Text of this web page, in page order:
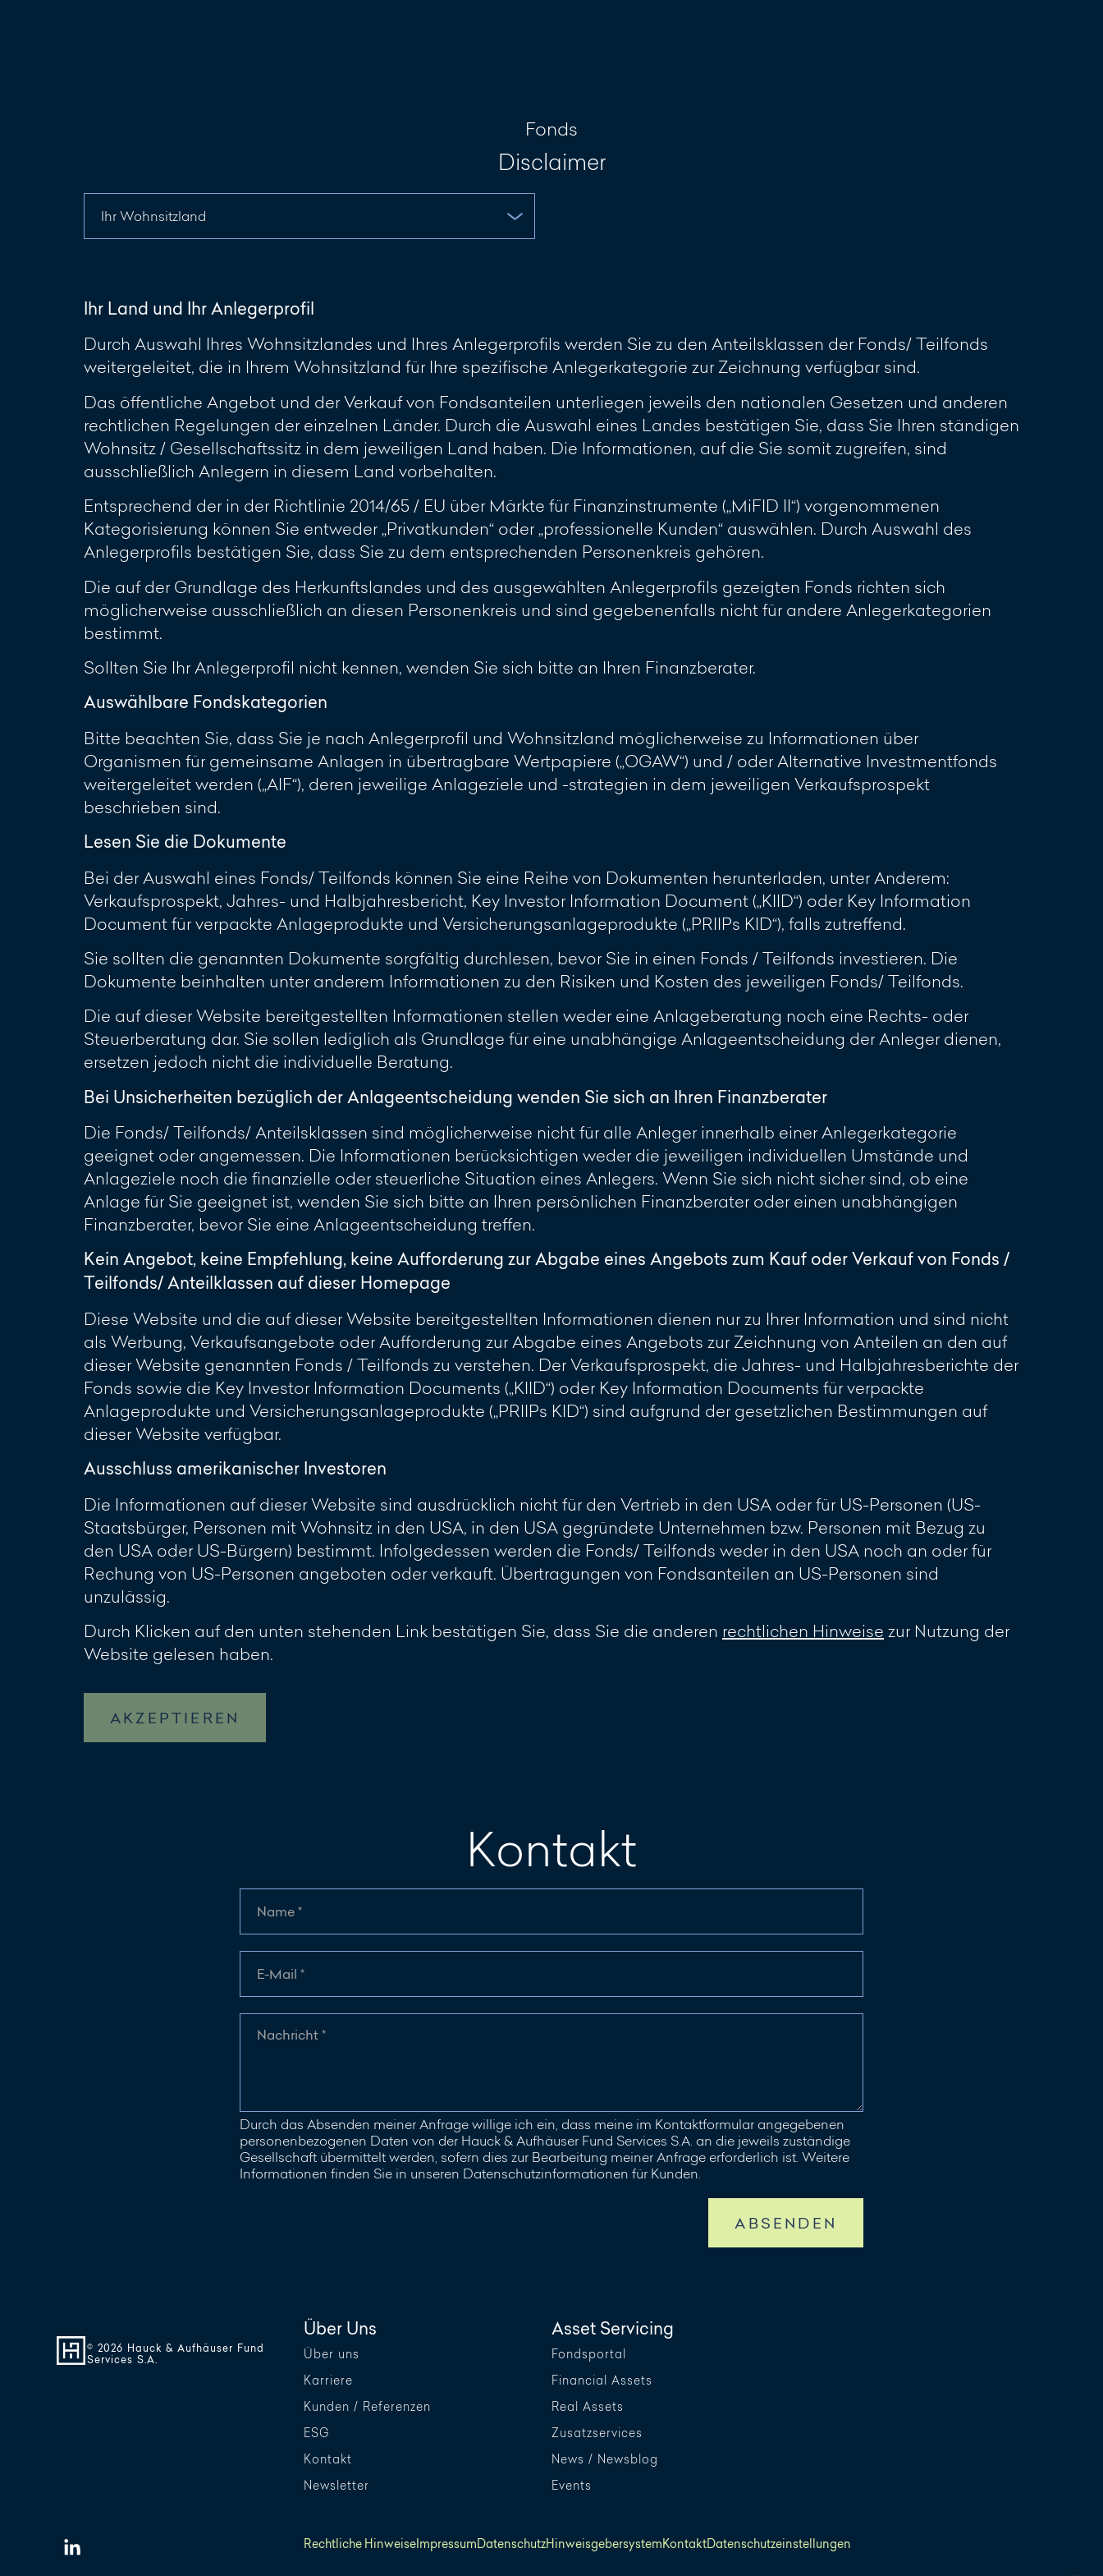
Fonds
Disclaimer
Ihr Land und Ihr Anlegerprofil
Durch Auswahl Ihres Wohnsitzlandes und Ihres Anlegerprofils werden Sie zu den Anteilsklassen der Fonds/ Teilfonds
weitergeleitet, die in Ihrem Wohnsitzland für Ihre spezifische Anlegerkategorie zur Zeichnung verfügbar sind.
Das öffentliche Angebot und der Verkauf von Fondsanteilen unterliegen jeweils den nationalen Gesetzen und anderen
rechtlichen Regelungen der einzelnen Länder. Durch die Auswahl eines Landes bestätigen Sie, dass Sie Ihren ständigen
Wohnsitz / Gesellschaftssitz in dem jeweiligen Land haben. Die Informationen, auf die Sie somit zugreifen, sind
ausschließlich Anlegern in diesem Land vorbehalten.
Entsprechend der in der Richtlinie 2014/65 / EU über Märkte für Finanzinstrumente („MiFID II“) vorgenommenen
Kategorisierung können Sie entweder „Privatkunden“ oder „professionelle Kunden“ auswählen. Durch Auswahl des
Anlegerprofils bestätigen Sie, dass Sie zu dem entsprechenden Personenkreis gehören.
Die auf der Grundlage des Herkunftslandes und des ausgewählten Anlegerprofils gezeigten Fonds richten sich
möglicherweise ausschließlich an diesen Personenkreis und sind gegebenenfalls nicht für andere Anlegerkategorien
bestimmt.
Sollten Sie Ihr Anlegerprofil nicht kennen, wenden Sie sich bitte an Ihren Finanzberater.
Auswählbare Fondskategorien
Bitte beachten Sie, dass Sie je nach Anlegerprofil und Wohnsitzland möglicherweise zu Informationen über
Organismen für gemeinsame Anlagen in übertragbare Wertpapiere („OGAW“) und / oder Alternative Investmentfonds
weitergeleitet werden („AIF“), deren jeweilige Anlageziele und -strategien in dem jeweiligen Verkaufsprospekt
beschrieben sind.
Lesen Sie die Dokumente
Bei der Auswahl eines Fonds/ Teilfonds können Sie eine Reihe von Dokumenten herunterladen, unter Anderem:
Verkaufsprospekt, Jahres- und Halbjahresbericht, Key Investor Information Document („KIID“) oder Key Information
Document für verpackte Anlageprodukte und Versicherungsanlageprodukte („PRIIPs KID“), falls zutreffend.
Sie sollten die genannten Dokumente sorgfältig durchlesen, bevor Sie in einen Fonds / Teilfonds investieren. Die
Dokumente beinhalten unter anderem Informationen zu den Risiken und Kosten des jeweiligen Fonds/ Teilfonds.
Die auf dieser Website bereitgestellten Informationen stellen weder eine Anlageberatung noch eine Rechts- oder
Steuerberatung dar. Sie sollen lediglich als Grundlage für eine unabhängige Anlageentscheidung der Anleger dienen,
ersetzen jedoch nicht die individuelle Beratung.
Bei Unsicherheiten bezüglich der Anlageentscheidung wenden Sie sich an Ihren Finanzberater
Die Fonds/ Teilfonds/ Anteilsklassen sind möglicherweise nicht für alle Anleger innerhalb einer Anlegerkategorie
geeignet oder angemessen. Die Informationen berücksichtigen weder die jeweiligen individuellen Umstände und
Anlageziele noch die finanzielle oder steuerliche Situation eines Anlegers. Wenn Sie sich nicht sicher sind, ob eine
Anlage für Sie geeignet ist, wenden Sie sich bitte an Ihren persönlichen Finanzberater oder einen unabhängigen
Finanzberater, bevor Sie eine Anlageentscheidung treffen.
Kein Angebot, keine Empfehlung, keine Aufforderung zur Abgabe eines Angebots zum Kauf oder Verkauf von Fonds /
Teilfonds/ Anteilklassen auf dieser Homepage
Diese Website und die auf dieser Website bereitgestellten Informationen dienen nur zu Ihrer Information und sind nicht
als Werbung, Verkaufsangebote oder Aufforderung zur Abgabe eines Angebots zur Zeichnung von Anteilen an den auf
dieser Website genannten Fonds / Teilfonds zu verstehen. Der Verkaufsprospekt, die Jahres- und Halbjahresberichte der
Fonds sowie die Key Investor Information Documents („KIID“) oder Key Information Documents für verpackte
Anlageprodukte und Versicherungsanlageprodukte („PRIIPs KID“) sind aufgrund der gesetzlichen Bestimmungen auf
dieser Website verfügbar.
Ausschluss amerikanischer Investoren
Die Informationen auf dieser Website sind ausdrücklich nicht für den Vertrieb in den USA oder für US-Personen (US-
Staatsbürger, Personen mit Wohnsitz in den USA, in den USA gegründete Unternehmen bzw. Personen mit Bezug zu
den USA oder US-Bürgern) bestimmt. Infolgedessen werden die Fonds/ Teilfonds weder in den USA noch an oder für
Rechung von US-Personen angeboten oder verkauft. Übertragungen von Fondsanteilen an US-Personen sind
unzulässig.
Durch Klicken auf den unten stehenden Link bestätigen Sie, dass Sie die anderen rechtlichen Hinweise zur Nutzung der
Website gelesen haben.
AKZEPTIEREN
Kontakt
Durch das Absenden meiner Anfrage willige ich ein, dass meine im Kontaktformular angegebenen
personenbezogenen Daten von der Hauck & Aufhäuser Fund Services S.A. an die jeweils zuständige
Gesellschaft übermittelt werden, sofern dies zur Bearbeitung meiner Anfrage erforderlich ist. Weitere
Informationen finden Sie in unseren Datenschutzinformationen für Kunden.
ABSENDEN
© 2026 Hauck & Aufhäuser Fund
Services S.A.
Über Uns
Über uns
Karriere
Kunden / Referenzen
ESG
Kontakt
Newsletter
Asset Servicing
Fondsportal
Financial Assets
Real Assets
Zusatzservices
News / Newsblog
Events
Rechtliche HinweiseImpressumDatenschutzHinweisgebersystemKontaktDatenschutzeinstellungen